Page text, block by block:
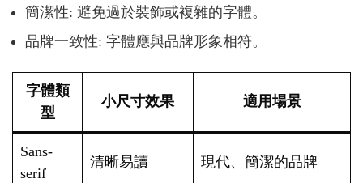
簡潔性: 避免過於裝飾或複雜的字體。
品牌一致性: 字體應與品牌形象相符。
字體類
型
小尺寸效果 適用場景
Sans-
serif
清晰易讀 現代、簡潔的品牌